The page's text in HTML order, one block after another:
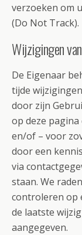
verzoeken om
(Do Not Track).
Wijzigingen
De Eigenaar
tijde
door zijn
op deze
en/of – voor
door een
via
staan. We
controleren op
de laatste
aangegeven.